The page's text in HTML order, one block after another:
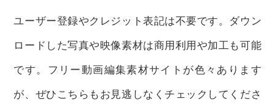
ユーザー登録やクレジット表記は不要です。ダウン
ロードした写真や映像素材は商用利用や加工も可能
です。フリー動画編集素材サイトが色々あります
が、ぜひこちらもお見逃しなくチェックしてくださ